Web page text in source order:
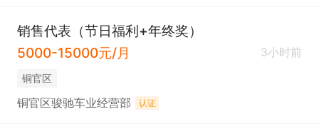
销售代表（节日福利+年终奖）
5000-15000元/月
3小时前
铜官区
铜官区骏驰车业经营部 认证